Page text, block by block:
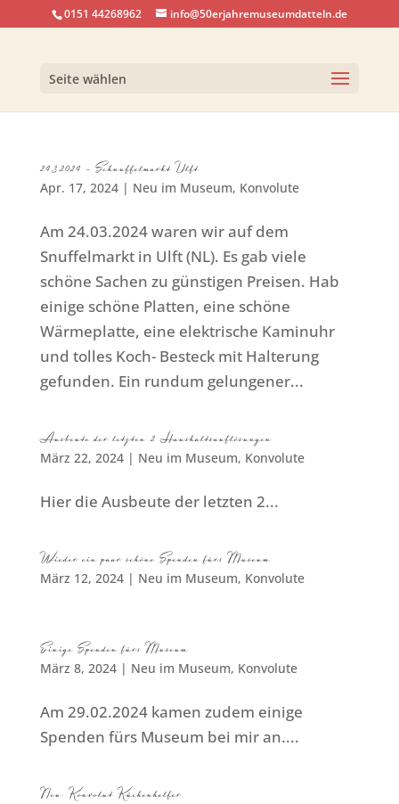
0151 44268962 info@50erjahremuseumdatteln.de
Seite wählen
24.3.2024 – Schnuffelmarkt Ulft
Apr. 17, 2024| Neu im Museum, Konvolute
Am 24.03.2024 waren wir auf dem
Snuffelmarkt in Ulft (NL). Es gab viele
schöne Sachen zu günstigen Preisen. Hab
einige schöne Platten, eine schöne
Wärmeplatte, eine elektrische Kaminuhr
und tolles Koch- Besteck mit Halterung
gefunden. Ein rundum gelungener...
Ausbeute der letzten 2 Haushaltsauflösungen
März 22, 2024| Neu im Museum, Konvolute
Hier die Ausbeute der letzten 2...
Wieder ein paar schöne Spenden fürs Museum
März 12, 2024| Neu im Museum, Konvolute
Einige Spenden fürs Museum
März 8, 2024| Neu im Museum, Konvolute
Am 29.02.2024 kamen zudem einige
Spenden fürs Museum bei mir an....
Neu: Konvolut Küchenhelfer